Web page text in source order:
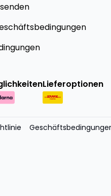
Lieferoptionen